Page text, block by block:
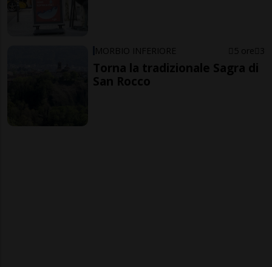
MORBIO INFERIORE 5 ore 3
Torna la tradizionale Sagra di
San Rocco